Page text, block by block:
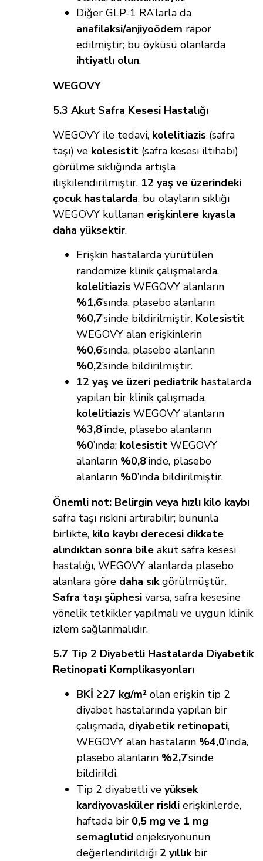
Diğer GLP-1 RA’larla da
anafilaksi/anjiyoödem rapor
edilmiştir; bu öyküsü olanlarda
ihtiyatlı olun.
WEGOVY
5.3 Akut Safra Kesesi Hastalığı
WEGOVY ile tedavi, kolelitiazis (safra
taşı) ve kolesistit (safra kesesi iltihabı)
görülme sıklığında artışla
ilişkilendirilmiştir. 12 yaş ve üzerindeki
çocuk hastalarda, bu olayların sıklığı
WEGOVY kullanan erişkinlere kıyasla
daha yüksektir.
Erişkin hastalarda yürütülen
randomize klinik çalışmalarda,
kolelitiazis WEGOVY alanların
%1,6’sında, plasebo alanların
%0,7’sinde bildirilmiştir. Kolesistit
WEGOVY alan erişkinlerin
%0,6’sında, plasebo alanların
%0,2’sinde bildirilmiştir.
12 yaş ve üzeri pediatrikhastalarda
yapılan bir klinik çalışmada,
kolelitiazis WEGOVY alanların
%3,8’inde, plasebo alanların
%0’ında; kolesistit WEGOVY
alanların %0,8’inde, plasebo
alanların %0’ında bildirilmiştir.
Önemli not: Belirgin veya hızlı kilo kaybı
safra taşı riskini artırabilir; bununla
birlikte, kilo kaybı derecesi dikkate
alındıktan sonra bile akut safra kesesi
hastalığı, WEGOVY alanlarda plasebo
alanlara göre daha sıkgörülmüştür.
Safra taşı şüphesi varsa, safra kesesine
yönelik tetkikler yapılmalı ve uygun klinik
izlem sağlanmalıdır.
5.7 Tip 2 Diyabetli Hastalarda Diyabetik
Retinopati Komplikasyonları
BKİ ≥27 kg/m² olan erişkin tip 2
diyabet hastalarında yapılan bir
çalışmada, diyabetik retinopati,
WEGOVY alan hastaların %4,0’ında,
plasebo alanların %2,7’sinde
bildirildi.
Tip 2 diyabetli ve yüksek
kardiyovasküler riskli erişkinlerde,
haftada bir 0,5 mg ve 1 mg
semaglutid enjeksiyonunun
değerlendirildiği 2 yıllıkbir